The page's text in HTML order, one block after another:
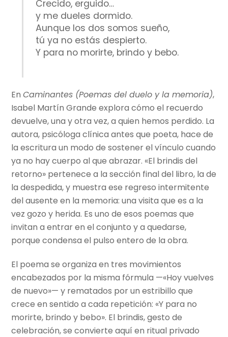
Crecido, erguido…
y me dueles dormido.
Aunque los dos somos sueño,
tú ya no estás despierto.
Y para no morirte, brindo y bebo.
EnCaminantes (Poemas del duelo y la memoria),
Isabel Martín Grande explora cómo el recuerdo
devuelve, una y otra vez, a quien hemos perdido. La
autora, psicóloga clínica antes que poeta, hace de
la escritura un modo de sostener el vínculo cuando
ya no hay cuerpo al que abrazar. «El brindis del
retorno» pertenece a la sección final del libro, la de
la despedida, y muestra ese regreso intermitente
del ausente en la memoria: una visita que es a la
vez gozo y herida. Es uno de esos poemas que
invitan a entrar en el conjunto y a quedarse,
porque condensa el pulso entero de la obra.
El poema se organiza en tres movimientos
encabezados por la misma fórmula —«Hoy vuelves
de nuevo»— y rematados por un estribillo que
crece en sentido a cada repetición: «Y para no
morirte, brindo y bebo». El brindis, gesto de
celebración, se convierte aquí en ritual privado